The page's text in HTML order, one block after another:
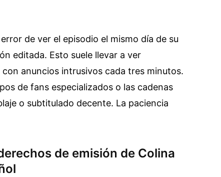
de ver el episodio el mismo día de su
editada. Esto suele llevar a ver
anuncios intrusivos cada tres minutos.
de fans especializados o las cadenas
o subtitulado decente. La paciencia
de emisión de Colina